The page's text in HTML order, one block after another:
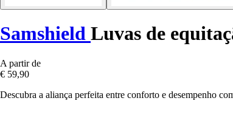
Samshield Luvas de
A partir de
€ 59,90
Descubra a aliança perfeita entre conforto e desempenho